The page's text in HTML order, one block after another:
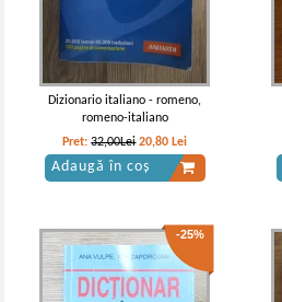
Dizionario italiano - romeno,
romeno-italiano
Pret:32,00Lei 20,80 Lei
Adaugă în coș
-25%